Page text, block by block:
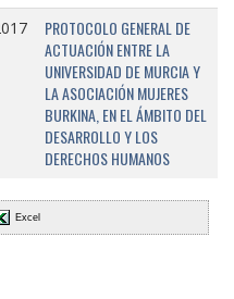
PROTOCOLO GENERAL DE
ACTUACIÓN ENTRE LA
UNIVERSIDAD DE MURCIA Y
LA ASOCIACIÓN MUJERES
BURKINA, EN EL ÁMBITO DEL
DESARROLLO Y LOS
DERECHOS HUMANOS
Excel